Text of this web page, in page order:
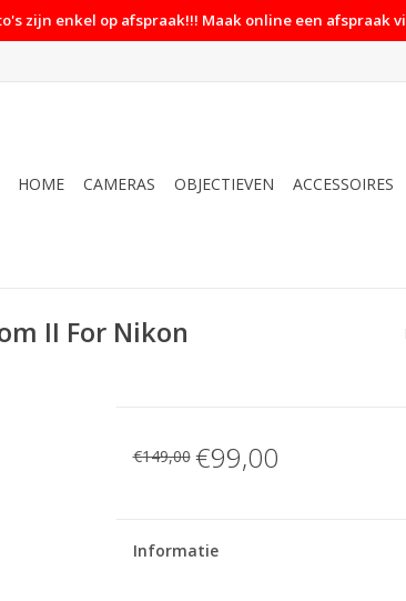
zijn enkel op afspraak!!! Maak online een afspraak
HOME CAMERAS OBJECTIEVEN ACCESSOIRES
II For Nikon
€149,00 €99,00
Informatie